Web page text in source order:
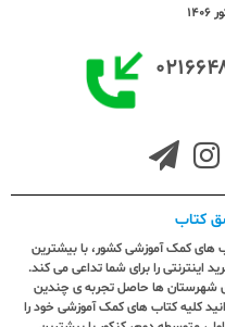
کتاب
های کمک آموزشی کشور، با بیشترین
را برای شما تداعی می کند.
برای شهرستان ها حاصل تجربه ی چندین
کلیه کتاب های کمک آموزشی خود را